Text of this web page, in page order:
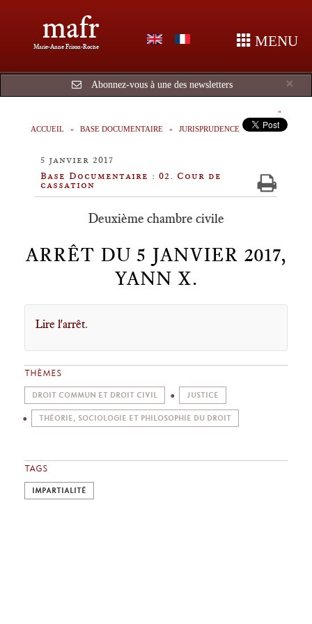
mafr
Marie-Anne Frison-Roche MENU
×
Abonnez-vous à une des newsletters
ACCUEIL BASE DOCUMENTAIRE JURISPRUDENCE
5 janvier 2017
Base Documentaire : 02. Cour de
cassation
Deuxième chambre civile
ARRÊT DU 5 JANVIER 2017,
YANN X.
Lire l'arrêt.
THÈMES
DROIT COMMUN ET DROIT CIVIL JUSTICE
THÉORIE, SOCIOLOGIE ET PHILOSOPHIE DU DROIT
TAGS
IMPARTIALITÉ